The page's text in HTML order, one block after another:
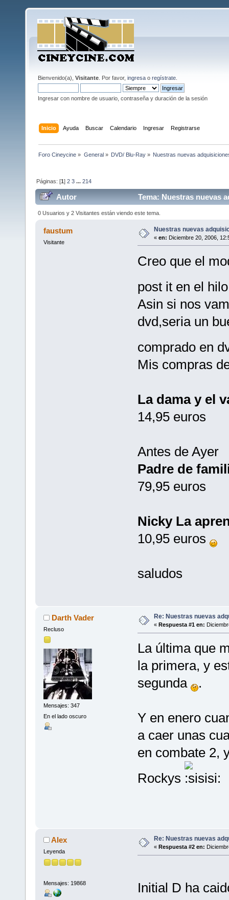
Bienvenido(a), Visitante . Por favor, ingresa o regístrate
Ingresar con nombre de usuario, contraseña y duración de la sesión
Inicio Ayuda Buscar Calendario Ingresar Registrarse
Foro Cineycine » General» DVD/ Blu-Ray» Nuestras nuevas
Páginas: [1]2 3 ...214
Autor Tema: Nuestras nuevas
0 Usuarios y 2 Visitantes están viendo este tema.
faustum
Visitante
Nuestras nuevas
« en: Diciembre 20, 2006,
Creo que el
post it en el
Asin si nos
dvd,seria un
comprado en
Mis compras
La dama y el
14,95 euros
Antes de Ayer
Padre de
79,95 euros
Nicky La
10,95 euros
saludos
Darth Vader
Recluso
Mensajes: 347
En el lado oscuro
Re: Nuestras nuevas
« Respuesta #1 en:
La última que
la primera, y
segunda
.
Y en enero
a caer unas
en combate 2,
Rockys
Alex
Leyenda
Mensajes: 19868
Re: Nuestras nuevas
« Respuesta #2 en:
Initial D ha